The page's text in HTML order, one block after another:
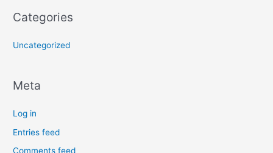
Categories
Uncategorized
Meta
Log in
Entries feed
Comments feed